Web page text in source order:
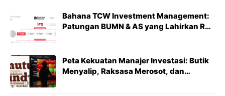
Bahana TCW Investment Management:
Patungan BUMN & AS yang Lahirkan RD
Peta Kekuatan Manajer Investasi: Butik
Menyalip, Raksasa Merosot, dan